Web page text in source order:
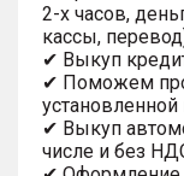
2-х часов,
кассы,
✔ Выкуп
✔ Поможем
✔ Выкуп
числе и без